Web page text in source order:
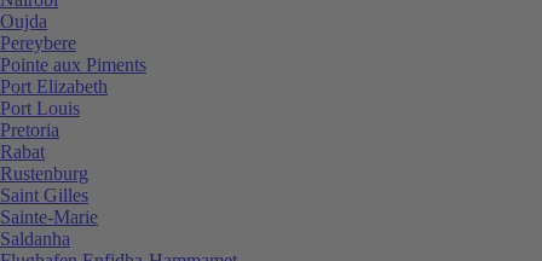
Oujda
Pereybere
Pointe aux Piments
Port Elizabeth
Port Louis
Pretoria
Rabat
Rustenburg
Saint Gilles
Sainte-Marie
Saldanha